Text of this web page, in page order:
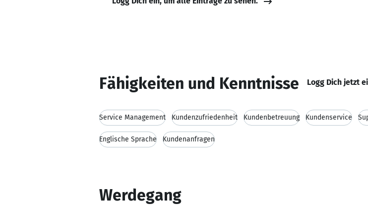
Fähigkeiten und Kenntnisse Logg Dich jetzt
Service Management Kundenzufriedenheit Kundenbetreuung Kundenservice
Englische Sprache Kundenanfragen
Werdegang